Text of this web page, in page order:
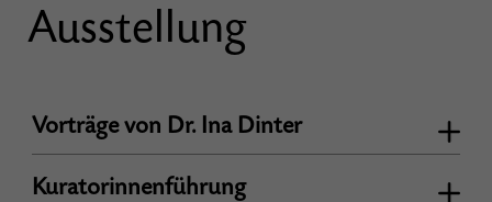
Ausstellung
Vorträge von Dr. Ina Dinter
Kuratorinnenführung